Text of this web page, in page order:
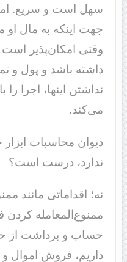
سهل است و سریع. اما
جهت اینکه به مال
وقتی امکان‌پذیر
داشته باشد و پول و
نداشتن اینها، اجرا
می‌کند.
دیوان محاسبات
ندارد، درست است؟
نه؛ اقداماتی مانند
ممنوع‌المعامله
حساب و برداشت از
داریم، فروش اموال